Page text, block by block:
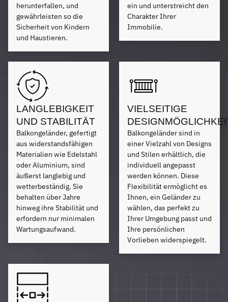
herunterfallen, und
gewährleisten so die
Sicherheit von Kindern
und Haustieren.
ein und unterstreicht den
Charakter Ihrer
Immobilie.
LANGLEBIGKEIT
UND STABILITÄT
Balkongeländer, gefertigt
aus widerstandsfähigen
Materialien wie Edelstahl
oder Aluminium, sind
äußerst langlebig und
wetterbeständig. Sie
behalten über Jahre
hinweg ihre Stabilität und
erfordern nur minimalen
Wartungsaufwand.
VIELSEITIGE
Balkongeländer sind in
einer Vielzahl von Designs
und Stilen erhältlich, die
individuell angepasst
werden können. Diese
Flexibilität ermöglicht es
Ihnen, ein Geländer zu
wählen, das perfekt zu
Ihrer Umgebung passt und
Ihre persönlichen
Vorlieben widerspiegelt.